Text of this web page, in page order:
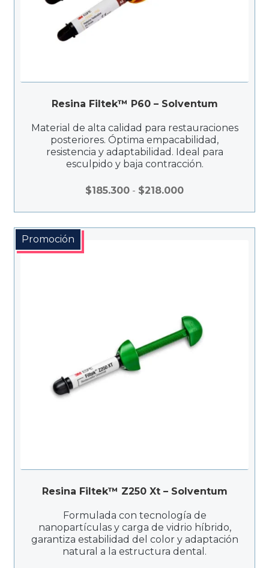
Resina Filtek™ P60 – Solventum
Material de alta calidad para restauraciones
posteriores. Óptima empacabilidad,
resistencia y adaptabilidad. Ideal para
esculpido y baja contracción.
$185.300 - $218.000Rango
Promoción
Resina Filtek™ Z250 Xt – Solventum
Formulada con tecnología de
nanopartículas y carga de vidrio híbrido,
garantiza estabilidad del color y adaptación
natural a la estructura dental.